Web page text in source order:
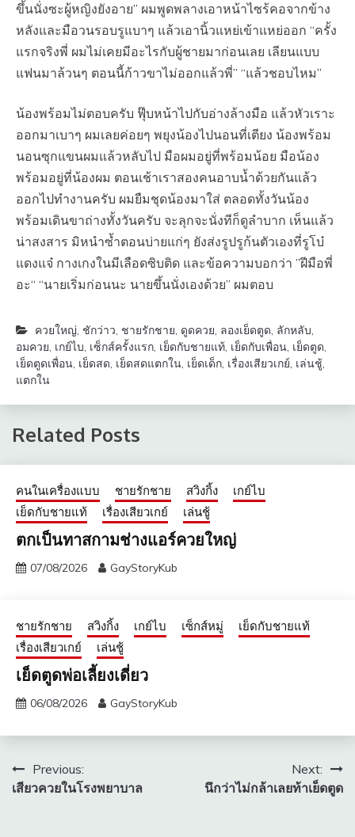
ขึ้นนั่งซะผู้หญิงยังอาย” ผมพูดพลางเอาหน้าไซร้คอจากข้าง
หลังและมือวนรอบรูแบาๆ แล้วเอานิ้วแหย่เข้าแหย่ออก “ครั้ง
แรกจริงพี่ ผมไม่เคยมีอะไรกับผู้ชายมาก่อนเลย เลียนแบบ
แฟนมาล้วนๆ ตอนนี้ก้าวขาไม่ออกแล้วพี่” “แล้วชอบไหม”
น้องพร้อมไม่ตอบครับ ฟุ๊บหน้าไปกับอ่างล้างมือ แล้วหัวเราะ
ออกมาเบาๆ ผมเลยค่อยๆ พยุงน้องไปนอนที่เตียง น้องพร้อม
นอนซุกแขนผมแล้วหลับไป มือผมอยู่ที่พร้อมน้อย มือน้อง
พร้อมอยู่ที่น้องผม ตอนเช้าเราสองคนอาบน้ำด้วยกันแล้ว
ออกไปทำงานครับ ผมยืมชุดน้องมาใส่ ตลอดทั้งวันน้อง
พร้อมเดินขาถ่างทั้งวันครับ จะลุกจะนั่งทีก็ดูลำบาก เห็นแล้ว
น่าสงสาร มิหนำซ้ำตอนบ่ายแก่ๆ ยังส่งรูปรูก้นตัวเองที่รูโบ๋
แดงแจ๋ กางเกงในมีเลือดซิบติด และข้อความบอกว่า ”ฝีมือพี่
อะ“ “นายเริ่มก่อนนะ นายขึ้นนั่งเองด้วย” ผมตอบ
ควยใหญ่, ชักว่าว, ชายรักชาย, ดูดควย, ลองเย็ดตูด, ลักหลับ,
อมควย, เกย์ไบ, เซ็กส์ครั้งแรก, เย็ดกับชายแท้, เย็ดกับเพื่อน, เย็ดตูด,
เย็ดตูดเพื่อน, เย็ดสด, เย็ดสดแตกใน, เย็ดเด็ก, เรื่องเสียวเกย์, เล่นชู้,
แตกใน
Related Posts
คนในเครื่องแบบ ชายรักชาย สวิงกิ้ง
เกย์ไบ
เย็ดกับชายแท้
เรื่องเสียวเกย์ เล่นชู้
ตกเป็นทาสกามช่างแอร์ควยใหญ่
07/08/2026 GayStoryKub
ชายรักชาย สวิงกิ้ง เกย์ไบ เซ็กส์หมู่
เย็ดกับชายแท้
เรื่องเสียวเกย์
เล่นชู้
เย็ดตูดพ่อเลี้ยงเดี่ยว
06/08/2026 GayStoryKub
แนะแนว
เรื่อง
Previous:
เสียวควยในโรงพยาบาล
Next:
นึกว่าไม่กล้าเลยท้าเย็ดตูด